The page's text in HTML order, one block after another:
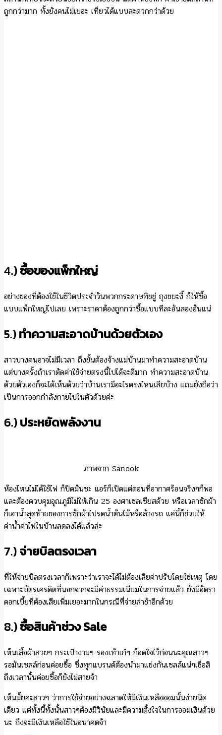
ถูกกว่ามาก ทั้งยังคนไม่เยอะ เที่ยวได้แบบสะดวกกว่าด้วย
4.)ซื้อของแพ็กใหญ่
อย่างของที่ต้องใช้ในชีวิตประจำวันพวกกระดาษทิชชู่ ถุงขยะงี้ ก็ให้ซื้อ
แบบแพ็กใหญ่ไปเลย เพราะราคาต้องถูกกว่าซื้อแบบทีละอันสองอันแน่
5.)ทำความสะอาดบ้านด้วยตัวเอง
สาวบางคนอาจไม่มีเวลา ถึงขั้นต้องจ้างแม่บ้านมาทำความสะอาดบ้าน
แต่บางครั้งถ้าเราตัดค่าใช้จ่ายตรงนี้ไปได้จะดีมาก ทำความสะอาดบ้าน
ด้วยตัวเองก็จะได้เห็นด้วยว่าบ้านเรามีอะไรตรงไหนเสียบ้าง แถมยังถือว่า
เป็นการออกกำลังกายไปในตัวด้วยค่ะ
6.)ประหยัดพลังงาน
ภาพจาก Sanook
ห้องไหนไม่ได้ใช้ไฟ ก็ปิดมันซะ แอร์ก็เปิดแต่ตอนที่อากาศร้อนจริงๆก็พอ
และต้องควบคุมอุณภูมิไม่ให้เกิน 25 องศาเซลเซียสด้วย หรือเวลาซักผ้า
ก็เอาน้ำสุดท้ายของการซักผ้าไปรดน้ำต้นไม้หรือล้างรถ แค่นี้ก็ช่วยให้
ค่าน้ำค่าไฟในบ้านลดลงได้แล้วล่ะ
7.)จ่ายบิลตรงเวลา
ที่ให้จ่ายบิลตรงเวลาก็เพราะว่าเราจะได้ไม่ต้องเสียค่าปรับโดยใช่เหตุ โดย
เฉพาะบัตรเครดิตที่นอกจากจะมีค่าธรรมเนียมในการจ่ายแล้ว ยังมีอัตรา
ดอกเบี้ยที่ต้องเสียเพิ่มเยอะมากในกรณีที่จ่ายล่าช้าอีกด้วย
8.)ซื้อสินค้าช่วงSale
เห็นเสื้อผ้าสวยๆ กระเป๋างามๆ รองเท้าเก๋ๆ ก็อดใจไว้ก่อนนะคุณสาวๆ
รอมันเซลล์ก่อนค่อยซื้อ ซึ่งทุกแบรนด์ต้องนำมาแข่งกันเซลล์แน่ๆเชื่อสิ
ถึงเวลานั้นค่อยซื้อก็ยังไม่สายจ้า
เห็นมั๊ยคะสาวๆ ว่าการใช้จ่ายอย่างฉลาดให้มีเงินเหลือออมนั้นง่ายนิด
เดียว แต่ทั้งนี้ทั้งนั้นสาวๆต้องมีวินัยและมีความตั้งใจในการออมเงินด้วย
นะ ถึงจะมีเงินเหลือใช้ในอนาคตจ้า